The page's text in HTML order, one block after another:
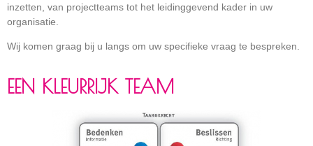
inzetten, van projectteams tot het leidinggevend kader in uw
organisatie.
Wij komen graag bij u langs om uw specifieke vraag te bespreken.
EEN KLEURRIJK TEAM